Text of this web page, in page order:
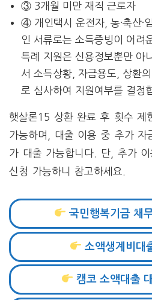
③ 3개월 미만 재직 근로자
④ 개인택시 운전자, 농·축산·
인 서류로는 소득증빙이 어려
특례 지원은 신용정보뿐만 아
서 소득상황, 자금용도, 상환
로 심사하여 지원여부를 결정
햇살론15 상환 완료 후 횟수 제
가능하며, 대출 이용 중 추가 자
가 대출 가능합니다. 단, 추가
신청 가능하니 참고하세요.
국민행복기금 채
소액생계비대
캠코 소액대출